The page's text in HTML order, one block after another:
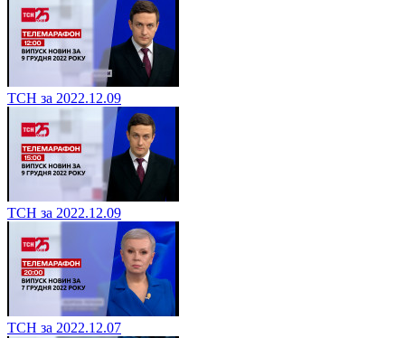
ТСН за 2022.12.09
ТСН за 2022.12.09
ТСН за 2022.12.07